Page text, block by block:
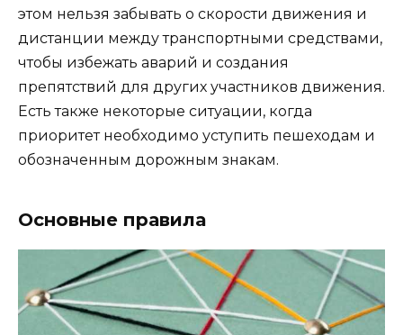
этом нельзя забывать о скорости движения и
дистанции между транспортными средствами,
чтобы избежать аварий и создания
препятствий для других участников движения.
Есть также некоторые ситуации, когда
приоритет необходимо уступить пешеходам и
обозначенным дорожным знакам.
Основные правила